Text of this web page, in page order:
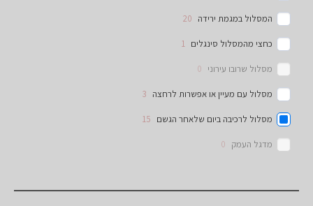
המסלול במגמת ירידה 20
כחצי מהמסלול סינגלים 1
מסלול שרובו עירוני 0
מסלול עם מעיין או אפשרות לרחצה 3
מסלול לרכיבה ביום שלאחר הגשם 15
מדגל העמק 0